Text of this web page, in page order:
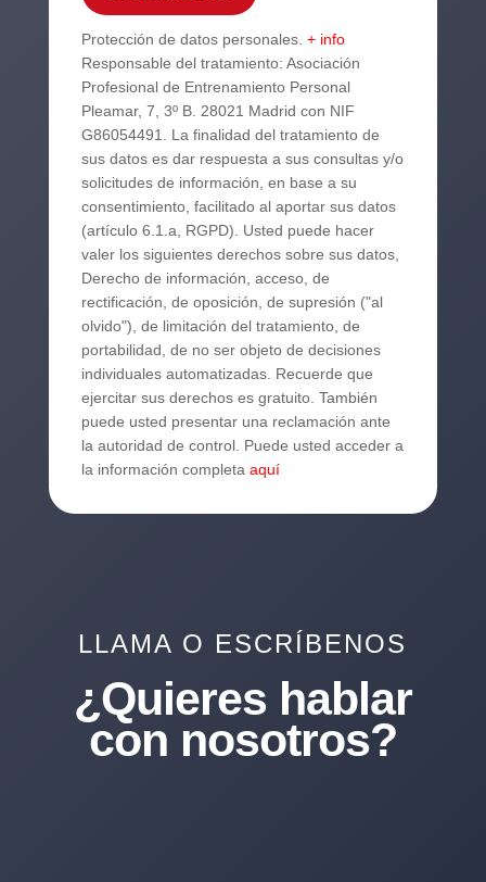
Protección de datos personales. + info
Responsable del tratamiento: Asociación
Profesional de Entrenamiento Personal
Pleamar, 7, 3º B. 28021 Madrid con NIF
G86054491. La finalidad del tratamiento de
sus datos es dar respuesta a sus consultas y/o
solicitudes de información, en base a su
consentimiento, facilitado al aportar sus datos
(artículo 6.1.a, RGPD). Usted puede hacer
valer los siguientes derechos sobre sus datos,
Derecho de información, acceso, de
rectificación, de oposición, de supresión ("al
olvido"), de limitación del tratamiento, de
portabilidad, de no ser objeto de decisiones
individuales automatizadas. Recuerde que
ejercitar sus derechos es gratuito. También
puede usted presentar una reclamación ante
la autoridad de control. Puede usted acceder a
la información completa aquí
LLAMA O ESCRÍBENOS
¿Quieres hablar
con nosotros?